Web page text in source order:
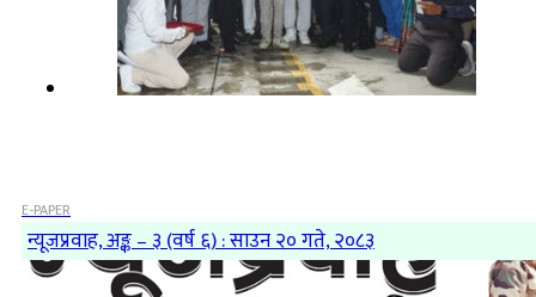
E-PAPER
न्यूजप्रवाह, अङ्क – ३ (वर्ष ६) : साउन २० गते, २०८३